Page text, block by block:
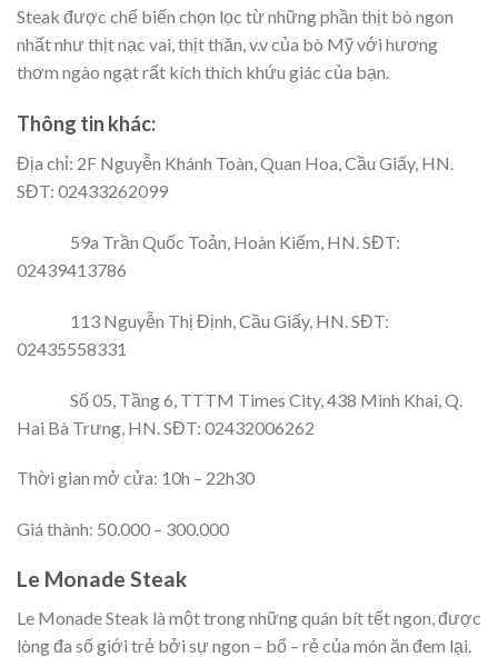
Steak được chế biến chọn lọc từ những phần thịt bò ngon
nhất như thịt nạc vai, thịt thăn, v.v của bò Mỹ với hương
thơm ngào ngạt rất kích thích khứu giác của bạn.
Thông tin khác:
Địa chỉ: 2F Nguyễn Khánh Toàn, Quan Hoa, Cầu Giấy, HN.
SĐT: 02433262099
59a Trần Quốc Toản, Hoàn Kiếm, HN. SĐT:
02439413786
113 Nguyễn Thị Định, Cầu Giấy, HN. SĐT:
02435558331
Số 05, Tầng 6, TTTM Times City, 438 Minh Khai, Q.
Hai Bà Trưng, HN. SĐT: 02432006262
Thời gian mở cửa: 10h – 22h30
Giá thành: 50.000 – 300.000
Le Monade Steak
Le Monade Steak là một trong những quán bít tết ngon, được
lòng đa số giới trẻ bởi sự ngon – bổ – rẻ của món ăn đem lại.